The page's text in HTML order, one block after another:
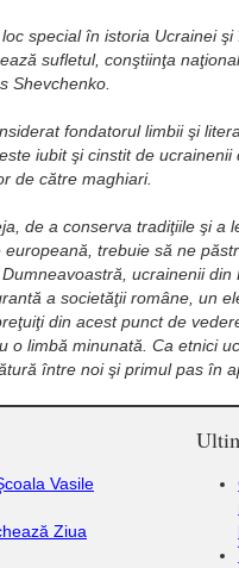
special în istoria Ucrainei
sufletul, conştiinţa
Shevchenko.
fondatorul limbii şi
iubit şi cinstit de
de către maghiari.
de a conserva tradiţiile şi a
trebuie să ne
ucrainenii din
a societăţii române, un
din acest punct de
o limbă minunată. Ca etnici
între noi şi primul pas în
Vasile
Ziua